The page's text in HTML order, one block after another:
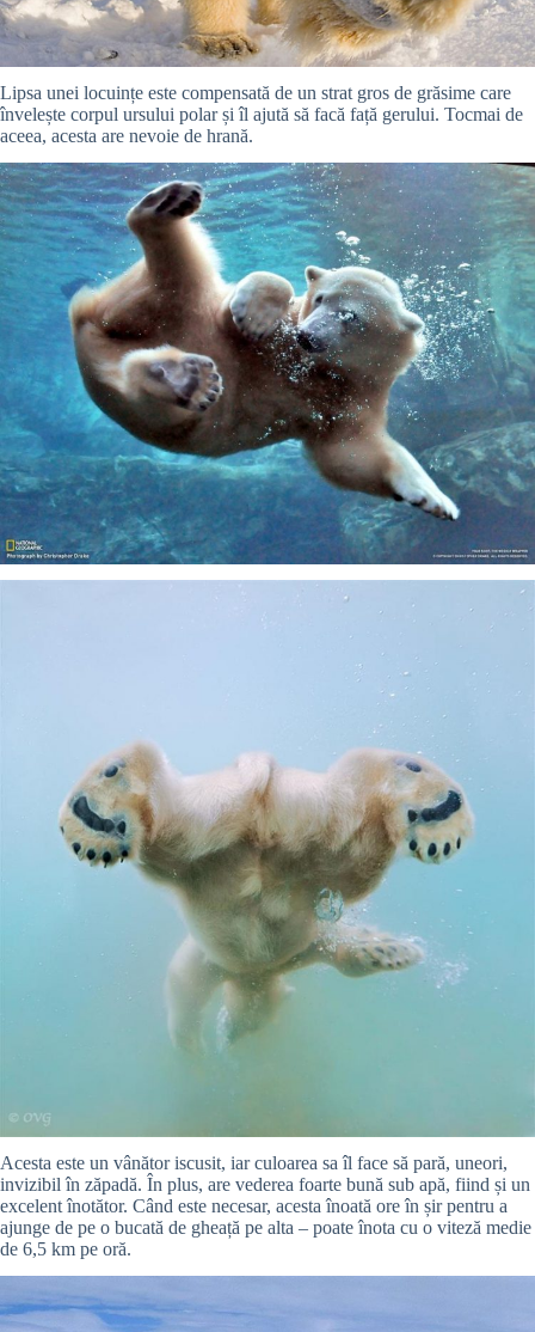
Lipsa unei locuințe este compensată de un strat gros de grăsime care
învelește corpul ursului polar și îl ajută să facă față gerului. Tocmai de
aceea, acesta are nevoie de hrană.
Acesta este un vânător iscusit, iar culoarea sa îl face să pară, uneori,
invizibil în zăpadă. În plus, are vederea foarte bună sub apă, fiind și un
excelent înotător. Când este necesar, acesta înoată ore în șir pentru a
ajunge de pe o bucată de gheață pe alta – poate înota cu o viteză medie
de 6,5 km pe oră.